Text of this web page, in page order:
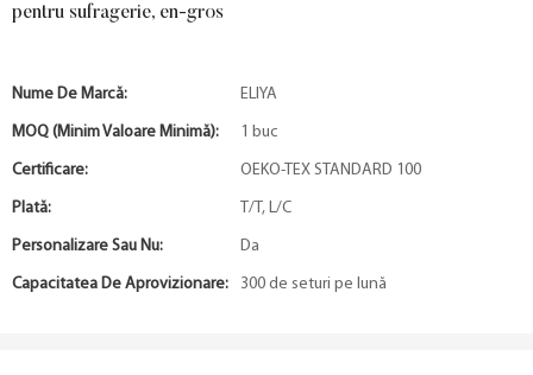
pentru sufragerie, en-gros
Nume De Marcă: ELIYA
MOQ (minim Valoare Minimă): 1 buc
Certificare: OEKO-TEX STANDARD 100
Plată: T/T, L/C
Personalizare Sau Nu: Da
Capacitatea De Aprovizionare: 300 de seturi pe lună